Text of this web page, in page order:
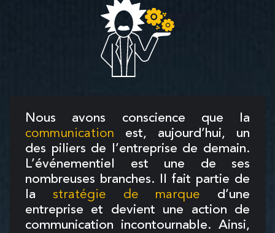
Nous avons conscience que la
communication est, aujourd’hui, un
des piliers de l’entreprise de demain.
L’événementiel est une de ses
nombreuses branches. Il fait partie de
la stratégie de marque d’une
entreprise et devient une action de
communication incontournable. Ainsi,